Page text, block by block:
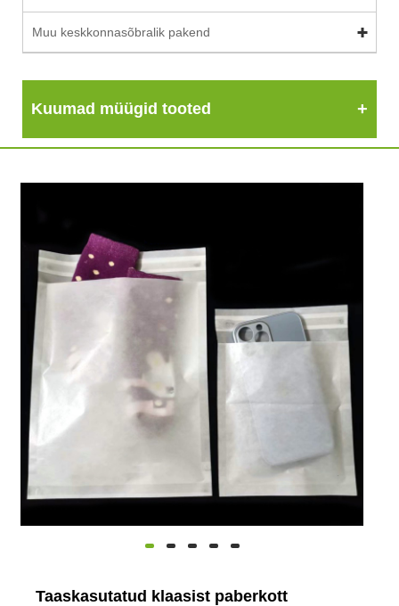
Muu keskkonnasõbralik pakend
Kuumad müügid tooted
Taaskasutatud klaasist paberkott